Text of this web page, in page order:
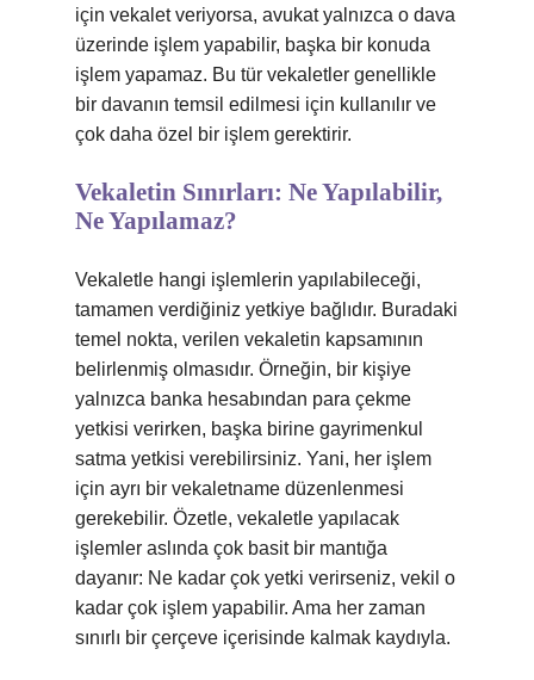
için vekalet veriyorsa, avukat yalnızca o dava
üzerinde işlem yapabilir, başka bir konuda
işlem yapamaz. Bu tür vekaletler genellikle
bir davanın temsil edilmesi için kullanılır ve
çok daha özel bir işlem gerektirir.
Vekaletin Sınırları: Ne Yapılabilir,
Ne Yapılamaz?
Vekaletle hangi işlemlerin yapılabileceği,
tamamen verdiğiniz yetkiye bağlıdır. Buradaki
temel nokta, verilen vekaletin kapsamının
belirlenmiş olmasıdır. Örneğin, bir kişiye
yalnızca banka hesabından para çekme
yetkisi verirken, başka birine gayrimenkul
satma yetkisi verebilirsiniz. Yani, her işlem
için ayrı bir vekaletname düzenlenmesi
gerekebilir. Özetle, vekaletle yapılacak
işlemler aslında çok basit bir mantığa
dayanır: Ne kadar çok yetki verirseniz, vekil o
kadar çok işlem yapabilir. Ama her zaman
sınırlı bir çerçeve içerisinde kalmak kaydıyla.